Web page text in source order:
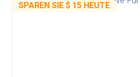
SPAREN SIE $ 15 HEUTE